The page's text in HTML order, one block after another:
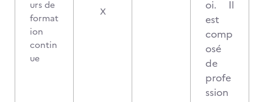
urs de
format
ion
contin
ue
X
oi. Il
est
comp
osé
de
profe
ssion